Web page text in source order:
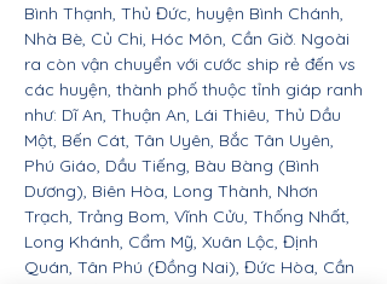
Bình Thạnh, Thủ Đức, huyện Bình Chánh,
Nhà Bè, Củ Chi, Hóc Môn, Cần Giờ. Ngoài
ra còn vận chuyển với cước ship rẻ đến vs
các huyện, thành phố thuộc tỉnh giáp ranh
như: Dĩ An, Thuận An, Lái Thiêu, Thủ Dầu
Một, Bến Cát, Tân Uyên, Bắc Tân Uyên,
Phú Giáo, Dầu Tiếng, Bàu Bàng (Bình
Dương), Biên Hòa, Long Thành, Nhơn
Trạch, Trảng Bom, Vĩnh Cửu, Thống Nhất,
Long Khánh, Cẩm Mỹ, Xuân Lộc, Định
Quán, Tân Phú (Đồng Nai), Đức Hòa, Cần